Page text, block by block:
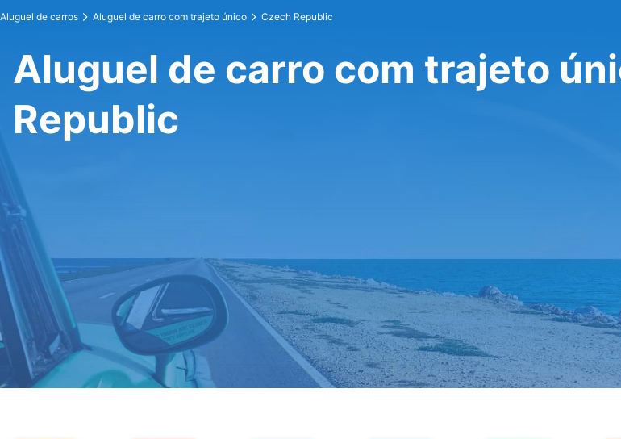
Aluguel de carros Aluguel de carro com trajeto único Czech Republic
Aluguel de carro com trajeto
Republic